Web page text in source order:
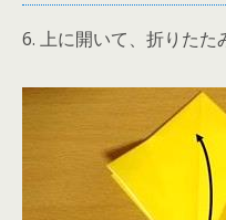
6. 上に開いて、折りたた